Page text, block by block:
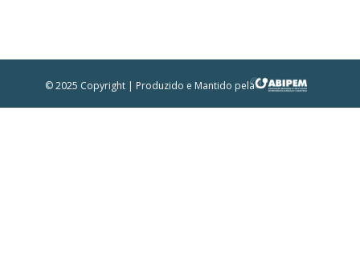
© 2025 Copyright | Produzido e Mantido pela